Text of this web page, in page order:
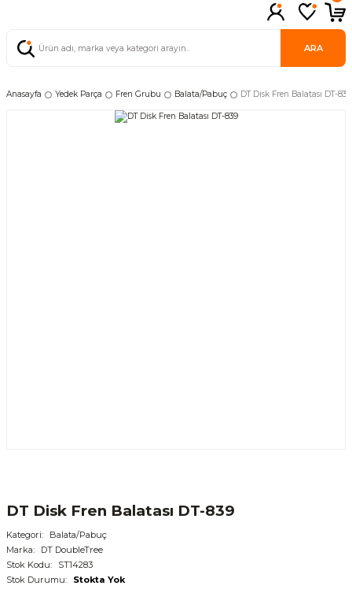
ARA
Anasayfa Yedek Parça Fren Grubu Balata/Pabuç DT Disk Fren Balatası DT-839
DT Disk Fren Balatası DT-839
Kategori
Balata/Pabuç
Marka
DT DoubleTree
Stok Kodu
ST14283
Stok Durumu
Stokta Yok